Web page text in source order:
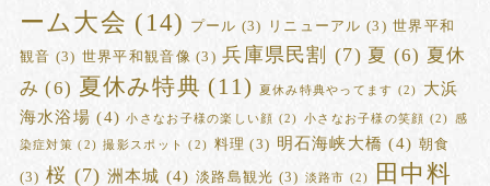
ーム大会 (14) プール (3) リニューアル (3) 世界平和
観音 (3) 世界平和観音像 (3) 兵庫県民割 (7) 夏 (6) 夏休
み (6) 夏休み特典 (11) 夏休み特典やってます (2)
大浜
海水浴場 (4) 小さなお子様の楽しい顔 (2) 小さなお子様の笑顔 (2) 感
染症対策 (2) 撮影スポット (2) 料理 (3) 明石海峡大橋 (4) 朝食
(3) 桜 (7) 洲本城 (4) 淡路島観光 (3) 淡路市 (2) 田中料